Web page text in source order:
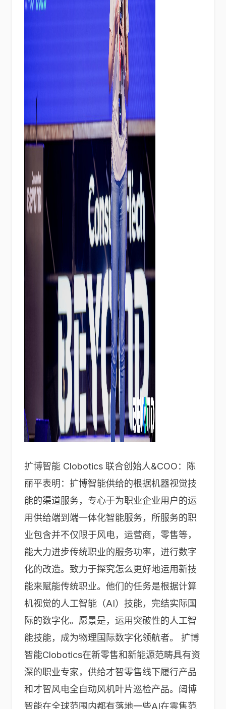
扩博智能 Clobotics 联合创始人&COO：陈
丽平表明：扩博智能供给的根据机器视觉技
能的渠道服务，专心于为职业企业用户的运
用供给端到端一体化智能服务，所服务的职
业包含并不仅限于风电，运营商，零售等，
能大力进步传统职业的服务功率，进行数字
化的改造。致力于探究怎么更好地运用新技
能来赋能传统职业。他们的任务是根据计算
机视觉的人工智能（AI）技能，完结实际国
际的数字化。愿景是，运用突破性的人工智
能技能，成为物理国际数字化领航者。 扩博
智能Clobotics在新零售和新能源范畴具有资
深的职业专家，供给才智零售线下履行产品
和才智风电全自动风机叶片巡检产品。阔博
智能在全球范围内都有落地一些AI在零售范